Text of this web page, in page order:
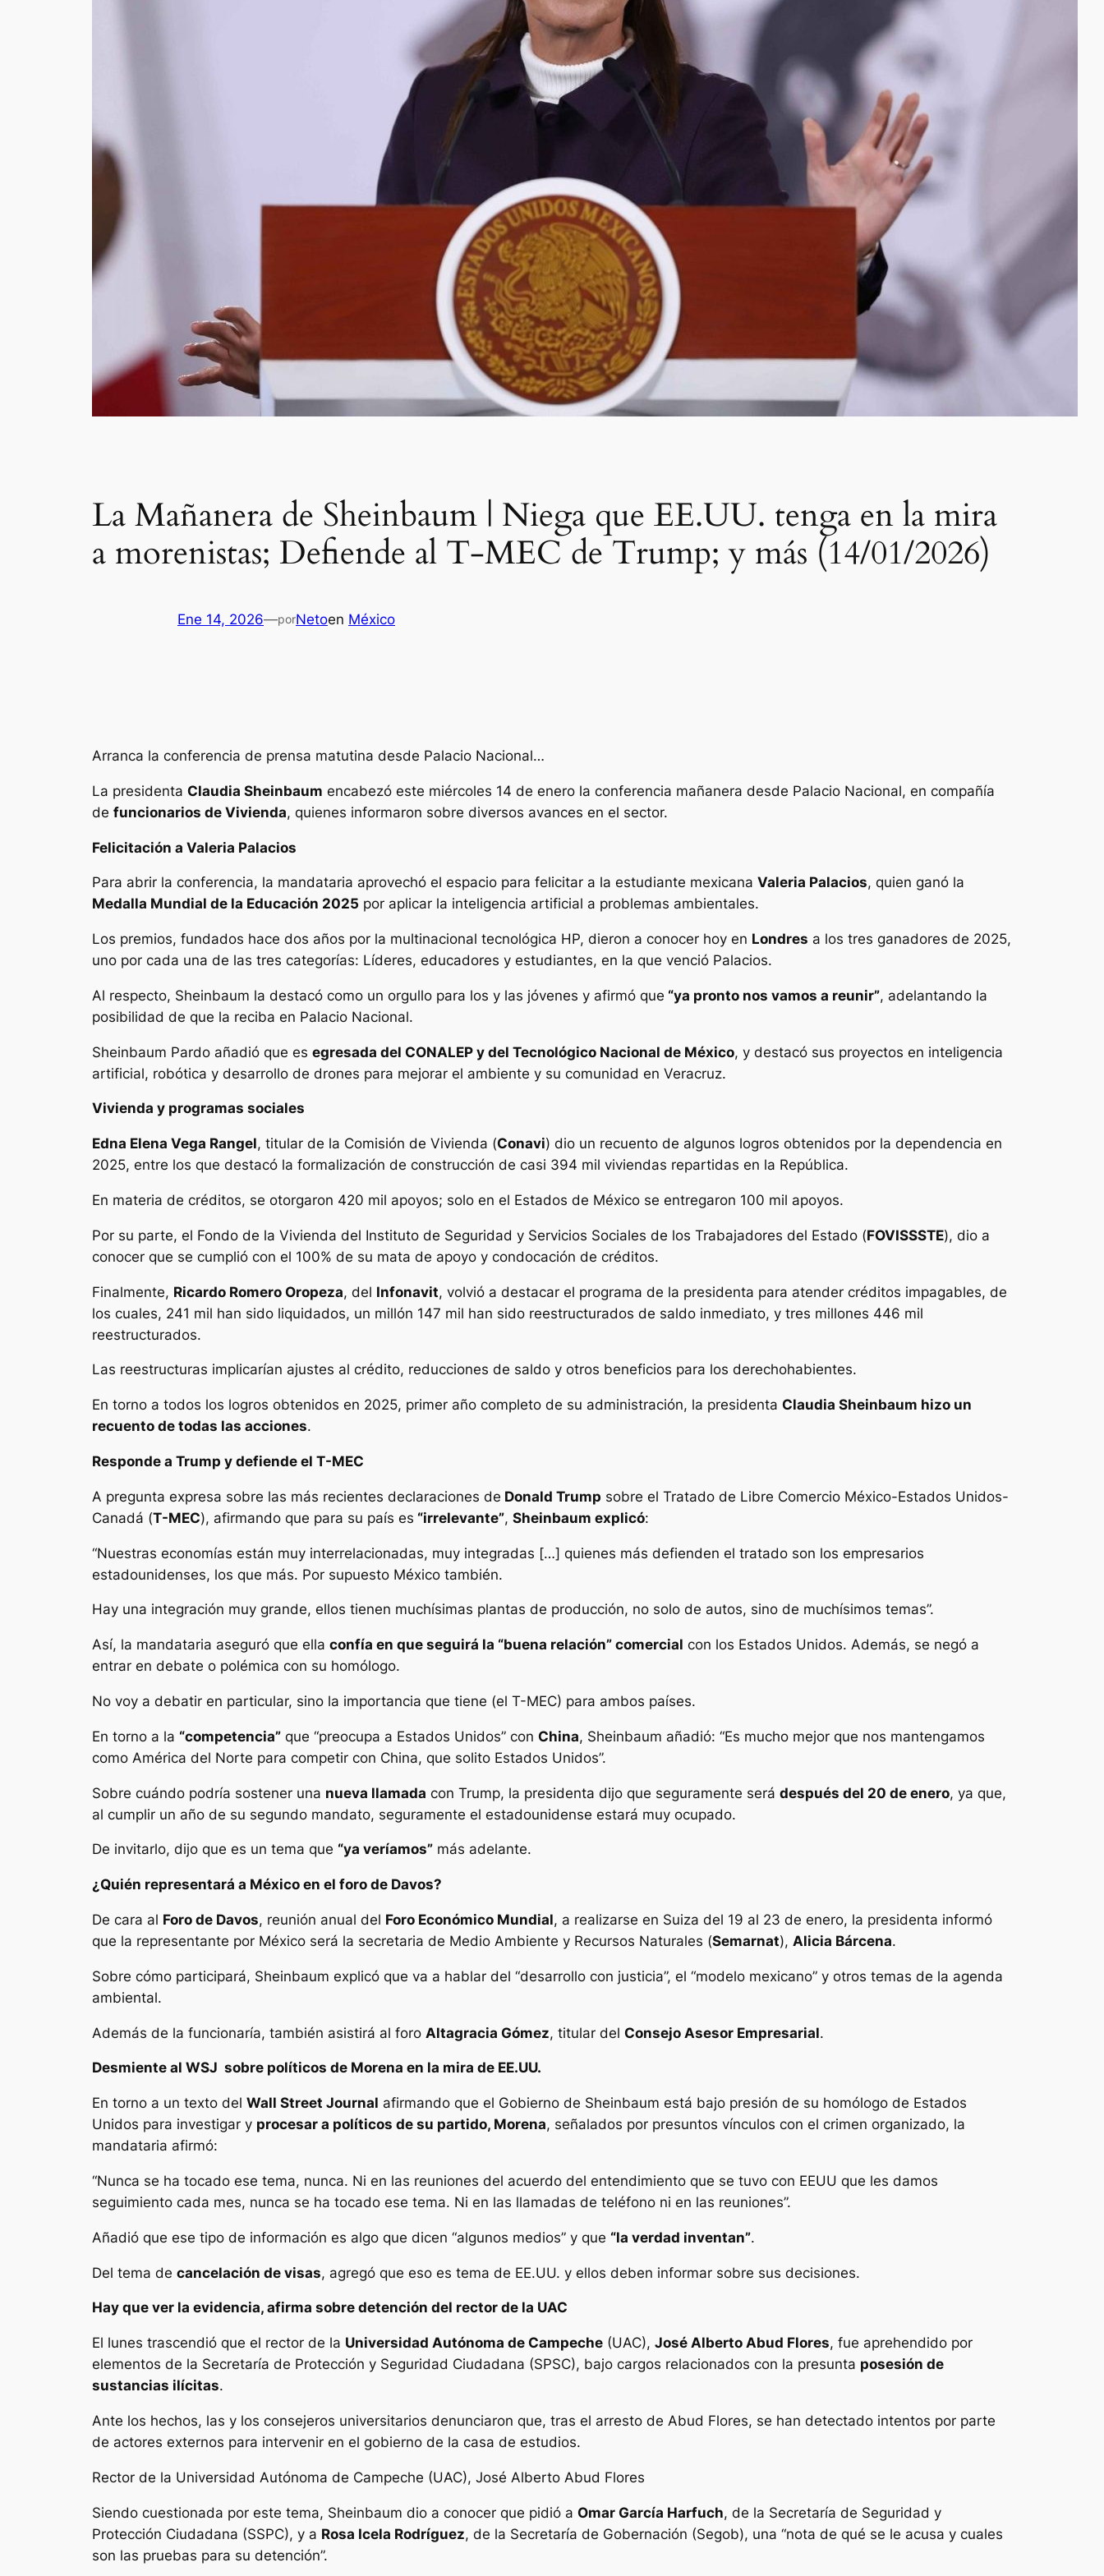
La Mañanera de Sheinbaum | Niega que EE.UU. tenga en la mira
a morenistas; Defiende al T-MEC de Trump; y más (14/01/2026)
Ene 14, 2026—porNetoen México
Arranca la conferencia de prensa matutina desde Palacio Nacional…
La presidenta Claudia Sheinbaum encabezó este miércoles 14 de enero la conferencia mañanera desde Palacio Nacional, en compañía
de funcionarios de Vivienda, quienes informaron sobre diversos avances en el sector.
Felicitación a Valeria Palacios
Para abrir la conferencia, la mandataria aprovechó el espacio para felicitar a la estudiante mexicana Valeria Palacios, quien ganó la
Medalla Mundial de la Educación 2025 por aplicar la inteligencia artificial a problemas ambientales.
Los premios, fundados hace dos años por la multinacional tecnológica HP, dieron a conocer hoy en Londres a los tres ganadores de 2025,
uno por cada una de las tres categorías: Líderes, educadores y estudiantes, en la que venció Palacios.
Al respecto, Sheinbaum la destacó como un orgullo para los y las jóvenes y afirmó que “ya pronto nos vamos a reunir”, adelantando la
posibilidad de que la reciba en Palacio Nacional.
Sheinbaum Pardo añadió que es egresada del CONALEP y del Tecnológico Nacional de México, y destacó sus proyectos en inteligencia
artificial, robótica y desarrollo de drones para mejorar el ambiente y su comunidad en Veracruz.
Vivienda y programas sociales
Edna Elena Vega Rangel, titular de la Comisión de Vivienda (Conavi) dio un recuento de algunos logros obtenidos por la dependencia en
2025, entre los que destacó la formalización de construcción de casi 394 mil viviendas repartidas en la República.
En materia de créditos, se otorgaron 420 mil apoyos; solo en el Estados de México se entregaron 100 mil apoyos.
Por su parte, el Fondo de la Vivienda del Instituto de Seguridad y Servicios Sociales de los Trabajadores del Estado (FOVISSSTE), dio a
conocer que se cumplió con el 100% de su mata de apoyo y condocación de créditos.
Finalmente, Ricardo Romero Oropeza, del Infonavit, volvió a destacar el programa de la presidenta para atender créditos impagables, de
los cuales, 241 mil han sido liquidados, un millón 147 mil han sido reestructurados de saldo inmediato, y tres millones 446 mil
reestructurados.
Las reestructuras implicarían ajustes al crédito, reducciones de saldo y otros beneficios para los derechohabientes.
En torno a todos los logros obtenidos en 2025, primer año completo de su administración, la presidenta Claudia Sheinbaum hizo un
recuento de todas las acciones.
Responde a Trump y defiende el T-MEC
A pregunta expresa sobre las más recientes declaraciones de Donald Trump sobre el Tratado de Libre Comercio México-Estados Unidos-
Canadá (T-MEC), afirmando que para su país es “irrelevante”, Sheinbaum explicó:
“Nuestras economías están muy interrelacionadas, muy integradas […] quienes más defienden el tratado son los empresarios
estadounidenses, los que más. Por supuesto México también.
Hay una integración muy grande, ellos tienen muchísimas plantas de producción, no solo de autos, sino de muchísimos temas”.
Así, la mandataria aseguró que ella confía en que seguirá la “buena relación” comercial con los Estados Unidos. Además, se negó a
entrar en debate o polémica con su homólogo.
No voy a debatir en particular, sino la importancia que tiene (el T-MEC) para ambos países.
En torno a la “competencia” que “preocupa a Estados Unidos” con China, Sheinbaum añadió: “Es mucho mejor que nos mantengamos
como América del Norte para competir con China, que solito Estados Unidos”.
Sobre cuándo podría sostener una nueva llamada con Trump, la presidenta dijo que seguramente será después del 20 de enero, ya que,
al cumplir un año de su segundo mandato, seguramente el estadounidense estará muy ocupado.
De invitarlo, dijo que es un tema que “ya veríamos” más adelante.
¿Quién representará a México en el foro de Davos?
De cara al Foro de Davos, reunión anual del Foro Económico Mundial, a realizarse en Suiza del 19 al 23 de enero, la presidenta informó
que la representante por México será la secretaria de Medio Ambiente y Recursos Naturales (Semarnat), Alicia Bárcena.
Sobre cómo participará, Sheinbaum explicó que va a hablar del “desarrollo con justicia”, el “modelo mexicano” y otros temas de la agenda
ambiental.
Además de la funcionaría, también asistirá al foro Altagracia Gómez, titular del Consejo Asesor Empresarial.
Desmiente al WSJ sobre políticos de Morena en la mira de EE.UU.
En torno a un texto del Wall Street Journal afirmando que el Gobierno de Sheinbaum está bajo presión de su homólogo de Estados
Unidos para investigar y procesar a políticos de su partido, Morena, señalados por presuntos vínculos con el crimen organizado, la
mandataria afirmó:
“Nunca se ha tocado ese tema, nunca. Ni en las reuniones del acuerdo del entendimiento que se tuvo con EEUU que les damos
seguimiento cada mes, nunca se ha tocado ese tema. Ni en las llamadas de teléfono ni en las reuniones”.
Añadió que ese tipo de información es algo que dicen “algunos medios” y que “la verdad inventan”.
Del tema de cancelación de visas, agregó que eso es tema de EE.UU. y ellos deben informar sobre sus decisiones.
Hay que ver la evidencia, afirma sobre detención del rector de la UAC
El lunes trascendió que el rector de la Universidad Autónoma de Campeche (UAC), José Alberto Abud Flores, fue aprehendido por
elementos de la Secretaría de Protección y Seguridad Ciudadana (SPSC), bajo cargos relacionados con la presunta posesión de
sustancias ilícitas.
Ante los hechos, las y los consejeros universitarios denunciaron que, tras el arresto de Abud Flores, se han detectado intentos por parte
de actores externos para intervenir en el gobierno de la casa de estudios.
Rector de la Universidad Autónoma de Campeche (UAC), José Alberto Abud Flores
Siendo cuestionada por este tema, Sheinbaum dio a conocer que pidió a Omar García Harfuch, de la Secretaría de Seguridad y
Protección Ciudadana (SSPC), y a Rosa Icela Rodríguez, de la Secretaría de Gobernación (Segob), una “nota de qué se le acusa y cuales
son las pruebas para su detención”.